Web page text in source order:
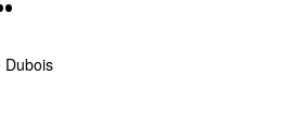
Dubois